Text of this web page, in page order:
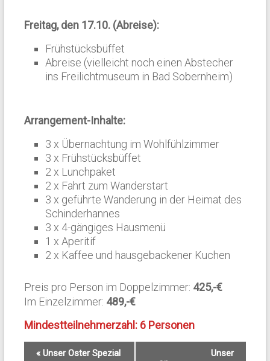
Freitag, den 17.10. (Abreise):
Frühstücksbüffet
Abreise (vielleicht noch einen Abstecher
ins Freilichtmuseum in Bad Sobernheim)
Arrangement-Inhalte:
3 x Übernachtung im Wohlfühlzimmer
3 x Frühstücksbüffet
2 x Lunchpaket
2 x Fahrt zum Wanderstart
3 x geführte Wanderung in der Heimat des
Schinderhannes
3 x 4-gängiges Hausmenü
1 x Aperitif
2 x Kaffee und hausgebackener Kuchen
Preis pro Person im Doppelzimmer: 425,-€
Im Einzelzimmer: 489,-€
Mindestteilnehmerzahl: 6 Personen
«Unser Oster Spezial
Unser